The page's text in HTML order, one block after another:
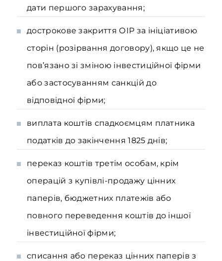
дати першого зарахування;
дострокове закриття ОІР за ініціативою
сторін (розірвання договору), якщо це не
пов’язано зі зміною інвестиційної фірми
або застосуванням санкцій до
відповідної фірми;
виплата коштів спадкоємцям платника
податків до закінчення 1825 днів;
переказ коштів третім особам, крім
операцій з купівлі-продажу цінних
паперів, бюджетних платежів або
повного переведення коштів до іншої
інвестиційної фірми;
списання або переказ цінних паперів з